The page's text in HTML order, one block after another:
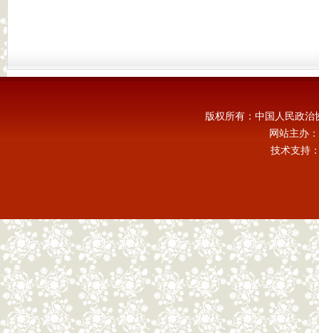
版权所有：中国人民政
网站主办
技术支持